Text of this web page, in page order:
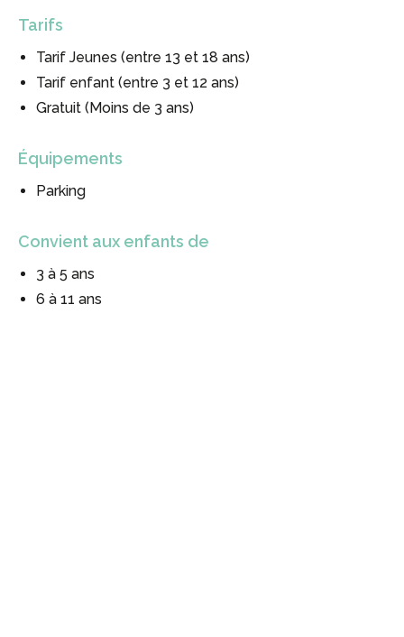
Tarifs
Tarif Jeunes (entre 13 et 18 ans)
Tarif enfant (entre 3 et 12 ans)
Gratuit (Moins de 3 ans)
Équipements
Parking
Convient aux enfants de
3 à 5 ans
6 à 11 ans